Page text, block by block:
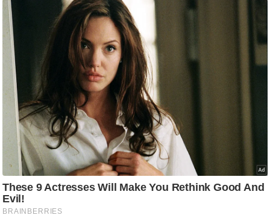
ला
इ
फ
स्टा
इ
ल
टे
क्नॉ
लॉ
जी
ब्यू